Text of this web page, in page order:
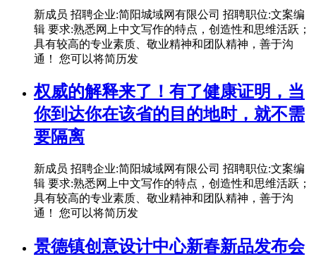
新成员 招聘企业:简阳城域网有限公司 招聘职位:文案编
辑 要求:熟悉网上中文写作的特点，创造性和思维活跃；
具有较高的专业素质、敬业精神和团队精神，善于沟
通！ 您可以将简历发
权威的解释来了！有了健康证明，当
你到达你在该省的目的地时，就不需
要隔离
新成员 招聘企业:简阳城域网有限公司 招聘职位:文案编
辑 要求:熟悉网上中文写作的特点，创造性和思维活跃；
具有较高的专业素质、敬业精神和团队精神，善于沟
通！ 您可以将简历发
景德镇创意设计中心新春新品发布会